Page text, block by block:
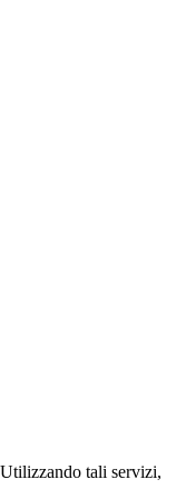
tali servizi,